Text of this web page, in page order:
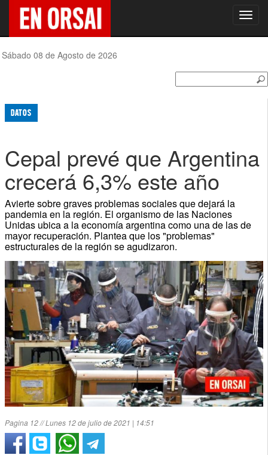
Sábado 08 de Agosto de 2026
DATOS
Cepal prevé que Argentina
crecerá 6,3% este año
Avierte sobre graves problemas sociales que dejará la
pandemia en la región. El organismo de las Naciones
Unidas ubica a la economía argentina como una de las de
mayor recuperación. Plantea que los "problemas"
estructurales de la región se agudizaron.
Pagina 12 // Lunes 12 de julio de 2021 | 14:51